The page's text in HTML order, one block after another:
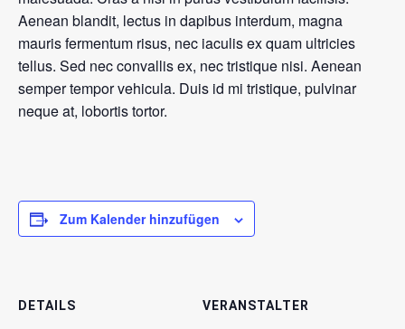
Aenean blandit, lectus in dapibus interdum, magna
mauris fermentum risus, nec iaculis ex quam ultricies
tellus. Sed nec convallis ex, nec tristique nisi. Aenean
semper tempor vehicula. Duis id mi tristique, pulvinar
neque at, lobortis tortor.
Zum Kalender hinzufügen
DETAILS VERANSTALTER